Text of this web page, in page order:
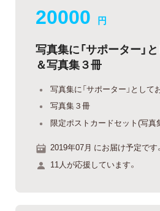
20000 円
写真集に「サポーター」
＆写真集３冊
写真集に「サポーター」として
写真集３冊
限定ポストカードセット(写真
2019年07月 にお届け予定です。
11人が応援しています。